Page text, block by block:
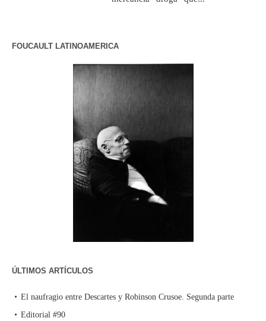
FOUCAULT LATINOAMERICA
ÚLTIMOS ARTÍCULOS
El naufragio entre Descartes y Robinson Crusoe. Segunda parte
Editorial #90